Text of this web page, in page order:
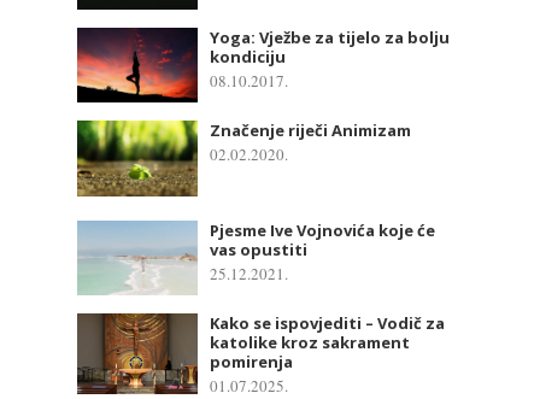
Yoga: Vježbe za tijelo za bolju
kondiciju
08.10.2017.
Značenje riječi Animizam
02.02.2020.
Pjesme Ive Vojnovića koje će
vas opustiti
25.12.2021.
Kako se ispovjediti – Vodič za
katolike kroz sakrament
pomirenja
01.07.2025.